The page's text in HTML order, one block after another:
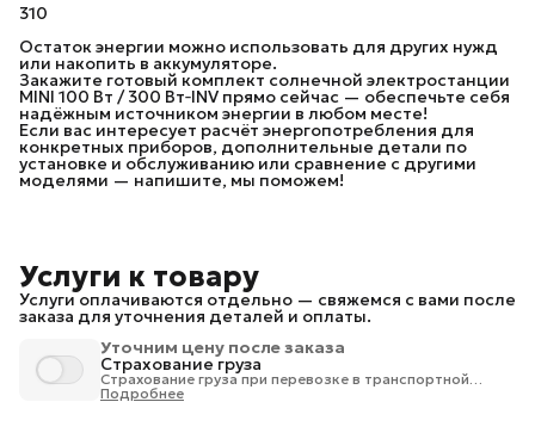
310
Остаток энергии можно использовать для других нужд
или накопить в аккумуляторе.
Закажите готовый комплект солнечной электростанции
MINI 100 Вт / 300 Вт‑INV прямо сейчас — обеспечьте себя
надёжным источником энергии в любом месте!
Если вас интересует расчёт энергопотребления для
конкретных приборов, дополнительные детали по
установке и обслуживанию или сравнение с другими
моделями — напишите, мы поможем!
Услуги к товару
Услуги оплачиваются отдельно — свяжемся с вами после
заказа для уточнения деталей и оплаты.
Уточним цену после заказа
Страхование груза
Страхование груза при перевозке в транспортной
компании 1% от стоимости груза.
Подробнее